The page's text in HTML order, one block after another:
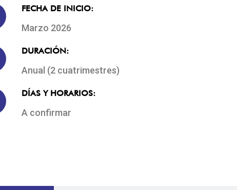
FECHA DE INICIO:
Marzo 2026
DURACIÓN:
Anual (2 cuatrimestres)
DÍAS Y HORARIOS:
A confirmar